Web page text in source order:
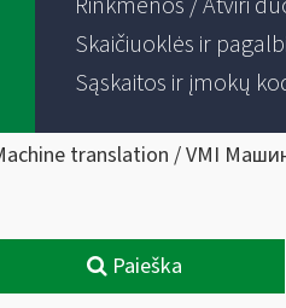
Skaičiuoklės ir
Sąskaitos ir įmokų
translation / VMI
Paieška